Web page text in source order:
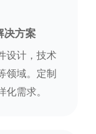
决方案
设计，技术
领域。定制
需求。